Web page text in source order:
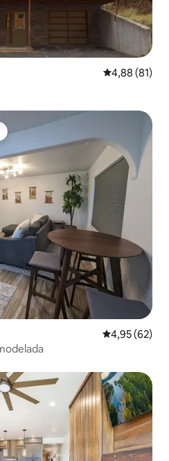
4,88 de uma
4,88 (81)
dos hóspedes
4,95 de uma
4,95 (62)